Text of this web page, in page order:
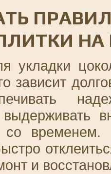
НА
укладки
зависит
выдерживать
со
и